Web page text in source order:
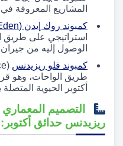
المشاريع المعروفة في
كمبوند روك إيدن (Rock Eden)
استراتيجي على طريق
الوصول إليه من
كمبوند فلو ريزيدنس
طريق الواحات، وهو
أكتوبر الحيوية
التصميم
ريزيدنس حدائق أكتوبر: